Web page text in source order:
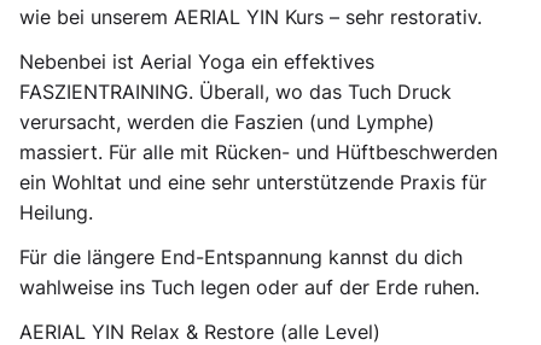
wie bei unserem AERIAL YIN Kurs – sehr restorativ.
Nebenbei ist Aerial Yoga ein effektives
FASZIENTRAINING. Überall, wo das Tuch Druck
verursacht, werden die Faszien (und Lymphe)
massiert. Für alle mit Rücken- und Hüftbeschwerden
ein Wohltat und eine sehr unterstützende Praxis für
Heilung.
Für die längere End-Entspannung kannst du dich
wahlweise ins Tuch legen oder auf der Erde ruhen.
AERIAL YIN Relax & Restore (alle Level)